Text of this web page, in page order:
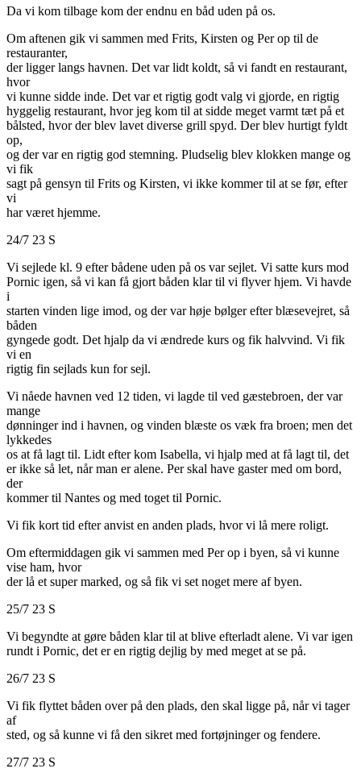
Da vi kom tilbage kom der endnu en båd uden på os.
Om aftenen gik vi sammen med Frits, Kirsten og Per op til de
restauranter,
der ligger langs havnen. Det var lidt koldt, så vi fandt en restaurant,
hvor
vi kunne sidde inde. Det var et rigtig godt valg vi gjorde, en rigtig
hyggelig restaurant, hvor jeg kom til at sidde meget varmt tæt på et
bålsted, hvor der blev lavet diverse grill spyd. Der blev hurtigt fyldt
op,
og der var en rigtig god stemning. Pludselig blev klokken mange og
vi fik
sagt på gensyn til Frits og Kirsten, vi ikke kommer til at se før, efter
vi
har været hjemme.
24/7 23 S
Vi sejlede kl. 9 efter bådene uden på os var sejlet. Vi satte kurs mod
Pornic igen, så vi kan få gjort båden klar til vi flyver hjem. Vi havde
i
starten vinden lige imod, og der var høje bølger efter blæsevejret, så
båden
gyngede godt. Det hjalp da vi ændrede kurs og fik halvvind. Vi fik
vi en
rigtig fin sejlads kun for sejl.
Vi nåede havnen ved 12 tiden, vi lagde til ved gæstebroen, der var
mange
dønninger ind i havnen, og vinden blæste os væk fra broen; men det
lykkedes
os at få lagt til. Lidt efter kom Isabella, vi hjalp med at få lagt til, det
er ikke så let, når man er alene. Per skal have gaster med om bord,
der
kommer til Nantes og med toget til Pornic.
Vi fik kort tid efter anvist en anden plads, hvor vi lå mere roligt.
Om eftermiddagen gik vi sammen med Per op i byen, så vi kunne
vise ham, hvor
der lå et super marked, og så fik vi set noget mere af byen.
25/7 23 S
Vi begyndte at gøre båden klar til at blive efterladt alene. Vi var igen
rundt i Pornic, det er en rigtig dejlig by med meget at se på.
26/7 23 S
Vi fik flyttet båden over på den plads, den skal ligge på, når vi tager
af
sted, og så kunne vi få den sikret med fortøjninger og fendere.
27/7 23 S